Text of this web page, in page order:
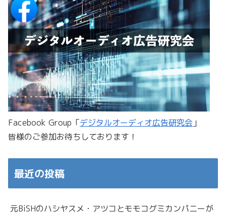
Facebook Group「デジタルオーディオ広告研究会 」
皆様のご参加お待ちしております！
最近の投稿
元BiSHのハシヤスメ・アツコとモモコグミカンパニーが